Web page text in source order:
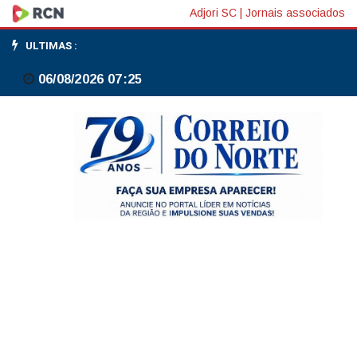
Lucro
industrial
da
Adjori SC Jornais associados
ULTIMAS :
06/08/2026 07:25